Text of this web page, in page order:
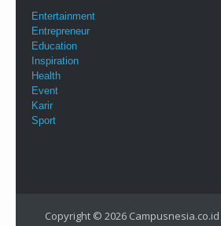
Entertainment
Entrepreneur
Education
Inspiration
Health
Event
Karir
Sport
Copyright © 2026 Campusnesia.co.id